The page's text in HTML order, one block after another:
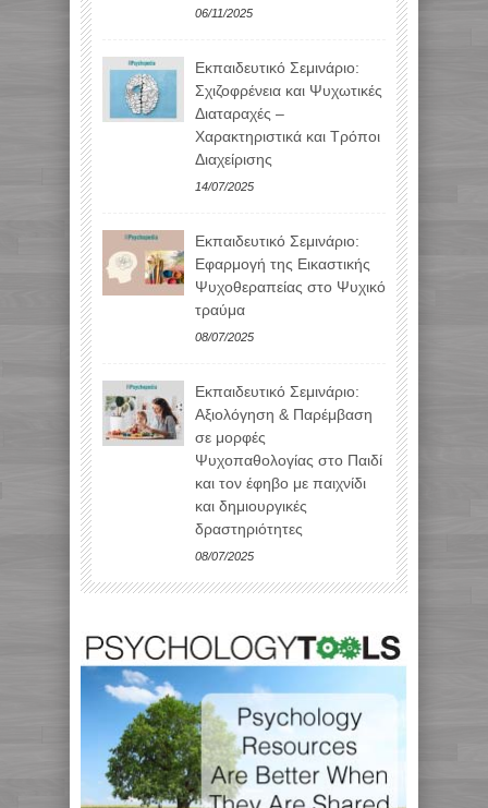
06/11/2025
Εκπαιδευτικό Σεμινάριο:
Σχιζοφρένεια και Ψυχωτικές
Διαταραχές –
Χαρακτηριστικά και Τρόποι
Διαχείρισης
14/07/2025
Εκπαιδευτικό Σεμινάριο:
Εφαρμογή της Εικαστικής
Ψυχοθεραπείας στο Ψυχικό
τραύμα
08/07/2025
Εκπαιδευτικό Σεμινάριο:
Αξιολόγηση & Παρέμβαση
σε μορφές
Ψυχοπαθολογίας στο Παιδί
και τον έφηβο με παιχνίδι
και δημιουργικές
δραστηριότητες
08/07/2025